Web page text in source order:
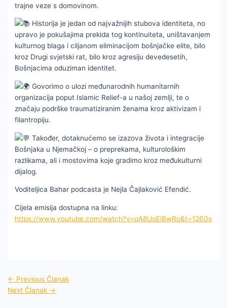
trajne veze s domovinom.
Historija je jedan od najvažnijih stubova identiteta, no
upravo je pokušajima prekida tog kontinuiteta, uništavanjem
kulturnog blaga i ciljanom eliminacijom bošnjačke elite, bilo
kroz Drugi svjetski rat, bilo kroz agresiju devedesetih,
Bošnjacima oduziman identitet.
Govorimo o ulozi međunarodnih humanitarnih
organizacija poput Islamic Relief-a u našoj zemlji, te o
značaju podrške traumatiziranim ženama kroz aktivizam i
filantropiju.
Također, dotaknućemo se izazova života i integracije
Bošnjaka u Njemačkoj – o preprekama, kulturološkim
razlikama, ali i mostovima koje gradimo kroz međukulturni
dijalog.
Voditeljica Bahar podcasta je Nejla Čajlaković Efendić.
Cijela emisija dostupna na linku:
https://www.youtube.com/watch?v=qA8UoEjBwRo&t=1260s
← Previous Članak
Next Članak →